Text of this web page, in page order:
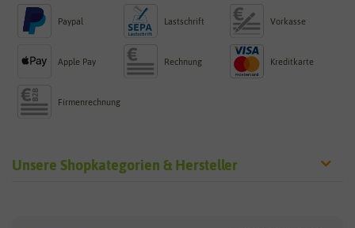
Paypal Lastschrift Vorkasse
Apple Pay Rechnung Kreditkarte
Firmenrechnung
Unsere Shopkategorien & Hersteller